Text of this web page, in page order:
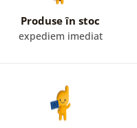
Produse în stoc
expediem imediat